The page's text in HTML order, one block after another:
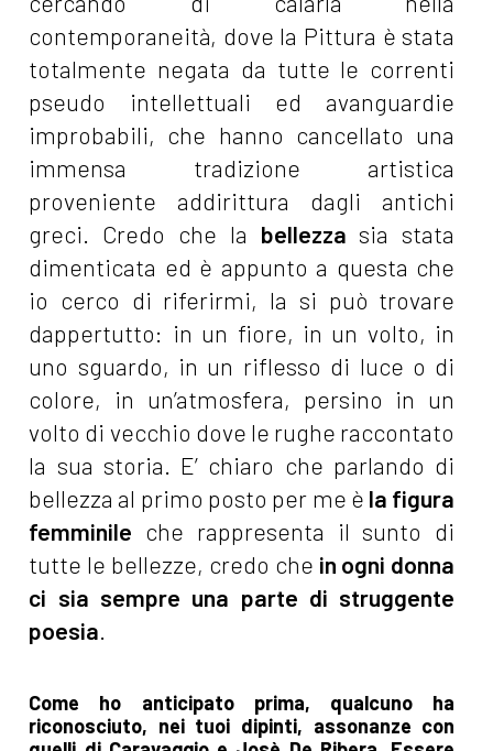
contemporaneità, dove la Pittura è stata
totalmente negata da tutte le correnti
pseudo intellettuali ed avanguardie
improbabili, che hanno cancellato una
immensa tradizione artistica
proveniente addirittura dagli antichi
greci. Credo che la bellezza sia stata
dimenticata ed è appunto a questa che
io cerco di riferirmi, la si può trovare
dappertutto: in un fiore, in un volto, in
uno sguardo, in un riflesso di luce o di
colore, in un’atmosfera, persino in un
volto di vecchio dove le rughe raccontato
la sua storia. E’ chiaro che parlando di
bellezza al primo posto per me è la figura
femminile che rappresenta il sunto di
tutte le bellezze, credo che in ogni donna
ci sia sempre una parte di struggente
poesia.
Come ho anticipato prima, qualcuno ha
riconosciuto, nei tuoi dipinti, assonanze con